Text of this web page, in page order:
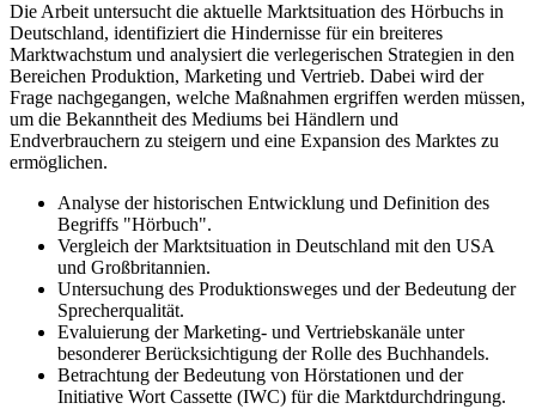
Die Arbeit untersucht die aktuelle Marktsituation des Hörbuchs in
Deutschland, identifiziert die Hindernisse für ein breiteres
Marktwachstum und analysiert die verlegerischen Strategien in den
Bereichen Produktion, Marketing und Vertrieb. Dabei wird der
Frage nachgegangen, welche Maßnahmen ergriffen werden müssen,
um die Bekanntheit des Mediums bei Händlern und
Endverbrauchern zu steigern und eine Expansion des Marktes zu
ermöglichen.
Analyse der historischen Entwicklung und Definition des
Begriffs "Hörbuch".
Vergleich der Marktsituation in Deutschland mit den USA
und Großbritannien.
Untersuchung des Produktionsweges und der Bedeutung der
Sprecherqualität.
Evaluierung der Marketing- und Vertriebskanäle unter
besonderer Berücksichtigung der Rolle des Buchhandels.
Betrachtung der Bedeutung von Hörstationen und der
Initiative Wort Cassette (IWC) für die Marktdurchdringung.